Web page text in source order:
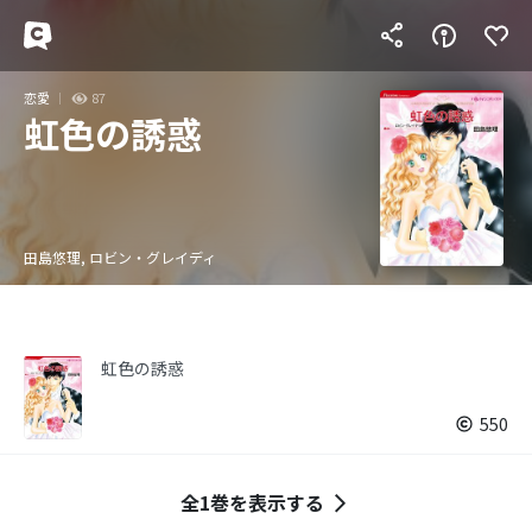
恋愛 87
虹色の誘惑
田島悠理, ロビン・グレイディ
虹色の誘惑
550
全1巻を表示する